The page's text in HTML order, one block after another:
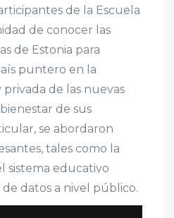
de la Escuela
de conocer las
de Estonia para
puntero en la
de las nuevas
de sus
se abordaron
tales como la
sistema educativo
datos a nivel público.